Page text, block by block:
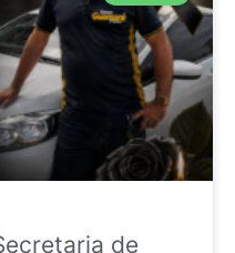
de